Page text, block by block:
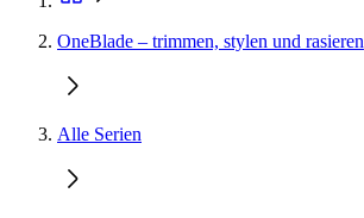
OneBlade – trimmen, stylen und rasieren
Alle Serien